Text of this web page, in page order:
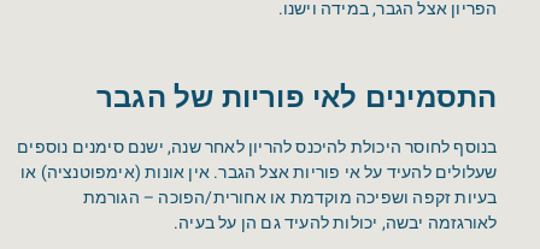
הפריון אצל הגבר, במידה וישנו.
התסמינים לאי פוריות של הגבר
בנוסף לחוסר היכולת להיכנס להריון לאחר שנה, ישנם סימנים נוספים
שעלולים להעיד על אי פוריות אצל הגבר. אין אונות (אימפוטנציה) או
בעיות זקפה ושפיכה מוקדמת או אחורית/הפוכה – הגורמת
לאורגזמה יבשה, יכולות להעיד גם הן על בעיה.